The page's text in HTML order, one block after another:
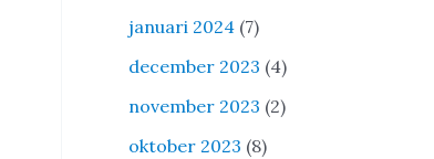
januari 2024 (7)
december 2023 (4)
november 2023 (2)
oktober 2023 (8)